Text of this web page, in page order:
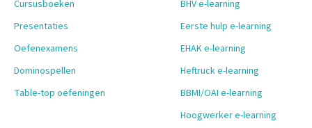
Cursusboeken
Presentaties
Oefenexamens
Dominospellen
Table-top oefeningen
BHV e-learning
Eerste hulp e-learning
EHAK e-learning
Heftruck e-learning
BBMI/OAI e-learning
Hoogwerker e-learning